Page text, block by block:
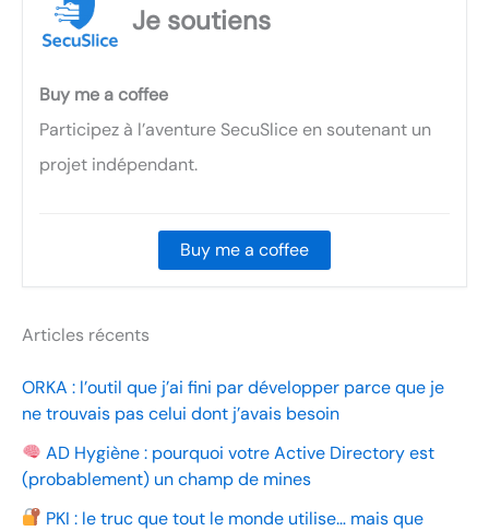
Je soutiens
Buy me a coffee
Participez à l’aventure SecuSlice en soutenant un
projet indépendant.
Buy me a coffee
Articles récents
ORKA : l’outil que j’ai fini par développer parce que je
ne trouvais pas celui dont j’avais besoin
AD Hygiène : pourquoi votre Active Directory est
(probablement) un champ de mines
PKI : le truc que tout le monde utilise… mais que